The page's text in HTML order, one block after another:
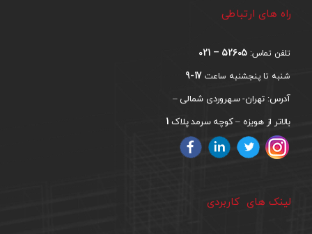
راه های ارتباطی
تلفن تماس: 52605 – 021
شنبه تا پنجشنبه ساعت 17-9
آدرس: تهران- سهروردی شمالی –
بالاتر از هویزه – کوچه سرمد پلاک 1
لینک های کاربردی